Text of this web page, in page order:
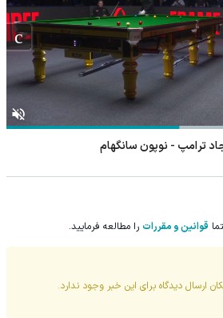
ترامپ - نوپون سانگهام
قوانین و مقررات را مطالعه فرمایید.
ارسال دیدگاه برای این خبر وجود ندارد.